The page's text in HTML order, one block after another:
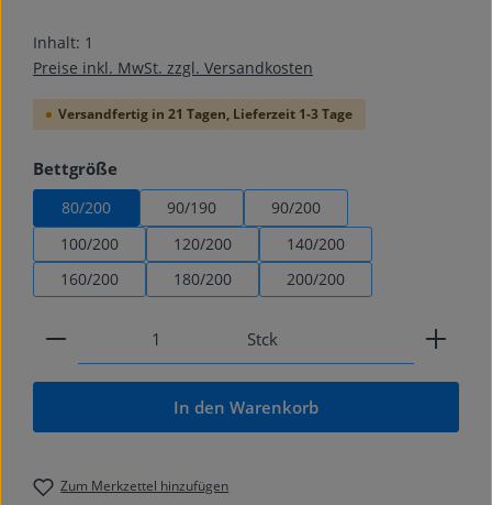
Inhalt: 1
Preise inkl. MwSt. zzgl. Versandkosten
Versandfertig in 21 Tagen, Lieferzeit 1-3 Tage
Bettgröße
80/200 90/190
90/200
100/200
120/200
140/200
160/200
180/200 200/200
Produkt Anzahl: Gib den gewünschten Wert ein
Stck
In den Warenkorb
Zum Merkzettel hinzufügen